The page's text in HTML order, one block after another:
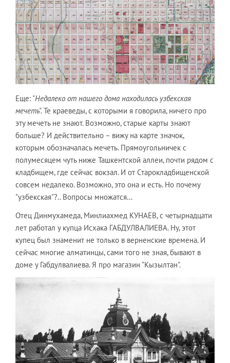
Еще: "Недалеко от нашего дома находилась узбекская
мечеть". Те краеведы, с которыми я говорила, ничего про
эту мечеть не знают. Возможно, старые карты знают
больше? И действительно – вижу на карте значок,
которым обозначалась мечеть. Прямоугольничек с
полумесяцем чуть ниже Ташкентской аллеи, почти рядом с
кладбищем, где сейчас вокзал. И от Старокладбищенской
совсем недалеко. Возможно, это она и есть. Но почему
"узбекская"?.. Вопросы множатся…
Отец Динмухамеда, Минлиахмед КУНАЕВ, с четырнадцати
лет работал у купца Исхака ГАБДУЛВАЛИЕВА. Ну, этот
купец был знаменит не только в верненские времена. И
сейчас многие алматинцы, сами того не зная, бывают в
доме у Габдулвалиева. Я про магазин "Кызылтан".